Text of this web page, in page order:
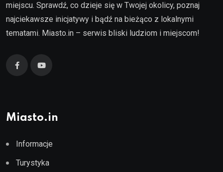
miejscu. Sprawdź, co dzieje się w Twojej okolicy, poznaj
najciekawsze inicjatywy i bądź na bieżąco z lokalnymi
tematami. Miasto.in – serwis bliski ludziom i miejscom!
Miasto.in
Informacje
Turystyka